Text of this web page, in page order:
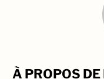
À PROPOS DE